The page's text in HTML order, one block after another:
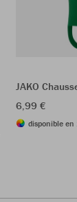
JAKO
6,99 €
disponible